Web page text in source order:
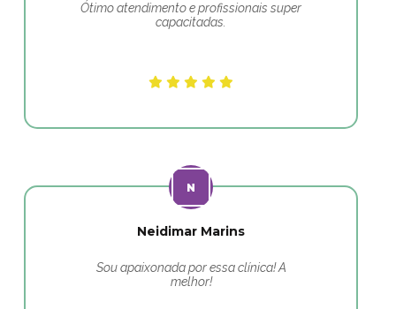
Ótimo atendimento e profissionais super
capacitadas.
Neidimar Marins
Sou apaixonada por essa clínica! A
melhor!